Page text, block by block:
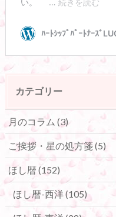
カテゴリー
月のコラム (3)
ご挨拶・星の処方箋(5)
ほし暦(152)
ほし暦-西洋(105)